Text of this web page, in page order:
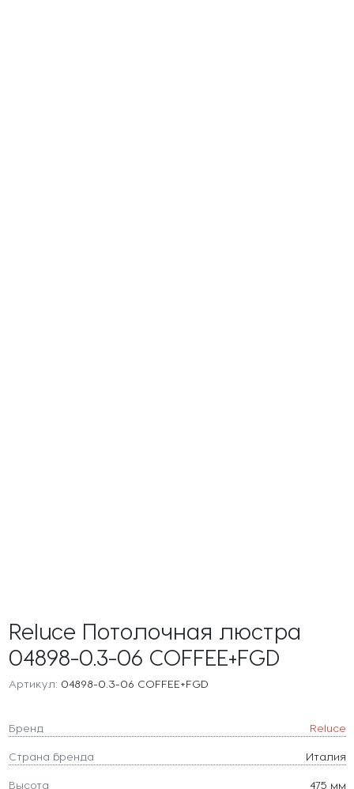
Reluce Потолочная люстра
04898-0.3-06 COFFEE+FGD
Артикул: 04898-0.3-06 COFFEE+FGD
Бренд Reluce
Страна бренда Италия
Высота 475 мм